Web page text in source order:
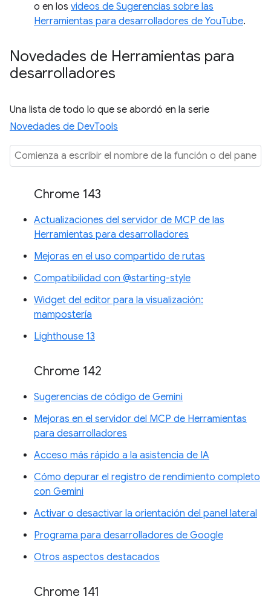
o en los videos de Sugerencias sobre las
Herramientas para desarrolladores de YouTube.
Novedades de Herramientas para
desarrolladores
Una lista de todo lo que se abordó en la serie
Novedades de DevTools
Chrome 143
Actualizaciones del servidor de MCP de las
Herramientas para desarrolladores
Mejoras en el uso compartido de rutas
Compatibilidad con @starting-style
Widget del editor para la visualización:
mampostería
Lighthouse 13
Chrome 142
Sugerencias de código de Gemini
Mejoras en el servidor del MCP de Herramientas
para desarrolladores
Acceso más rápido a la asistencia de IA
Cómo depurar el registro de rendimiento completo
con Gemini
Activar o desactivar la orientación del panel lateral
Programa para desarrolladores de Google
Otros aspectos destacados
Chrome 141